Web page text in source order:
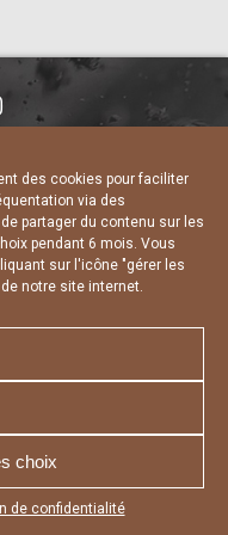
des cookies pour faciliter
via des
partager du contenu sur les
pendant 6 mois. Vous
sur l'icône "gérer les
notre site internet.
choix
de confidentialité
votre
DE CONFIDENTIALITÉ
DES COOKIES
WEB A3 WEB